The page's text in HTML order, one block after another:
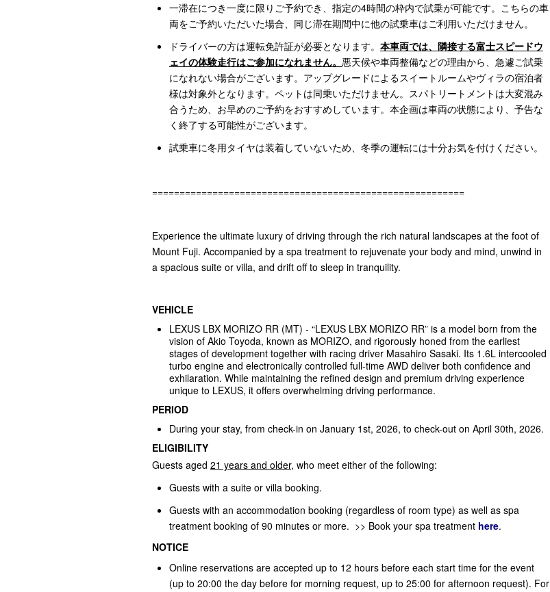
一滞在につき一度に限りご予約でき、指定の4時間の枠内で試乗が可能です。こちらの車
両をご予約いただいた場合、同じ滞在期間中に他の試乗車はご利用いただけません。
ドライバーの方は運転免許証が必要となります。 本車両では、隣接する富士スピードウ
ェイの体験走行はご参加になれません。 悪天候や車両整備などの理由から、急遽ご試乗
になれない場合がございます。アップグレードによるスイートルームやヴィラの宿泊者
様は対象外となります。ペットは同乗いただけません。スパトリートメントは大変混み
合うため、お早めのご予約をおすすめしています。本企画は車両の状態により、予告な
く終了する可能性がございます。
試乗車に冬用タイヤは装着していないため、冬季の運転には十分お気を付けください。
=========================================================
Experience the ultimate luxury of driving through the rich natural landscapes at the foot of
Mount Fuji. Accompanied by a spa treatment to rejuvenate your body and mind, unwind in
a spacious suite or villa, and drift off to sleep in tranquility.
VEHICLE
LEXUS LBX MORIZO RR (MT) - “LEXUS LBX MORIZO RR” is a model born from the
vision of Akio Toyoda, known as MORIZO, and rigorously honed from the earliest
stages of development together with racing driver Masahiro Sasaki. Its 1.6L intercooled
turbo engine and electronically controlled full-time AWD deliver both confidence and
exhilaration. While maintaining the refined design and premium driving experience
unique to LEXUS, it offers overwhelming driving performance.
PERIOD
During your stay, from check-in on January 1st, 2026, to check-out on April 30th, 2026.
ELIGIBILITY
Guests aged 21 years and older, who meet either of the following:
Guests with a suite or villa booking.
Guests with an accommodation booking (regardless of room type) as well as spa
treatment booking of 90 minutes or more. >> Book your spa treatment here.
NOTICE
Online reservations are accepted up to 12 hours before each start time for the event
(up to 20:00 the day before for morning request, up to 25:00 for afternoon request). For